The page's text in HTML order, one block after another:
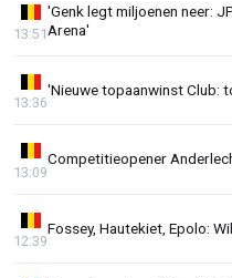
'Genk legt miljoenen neer:
Arena'
13:51
'Nieuwe topaanwinst Club:
13:36
Competitieopener
13:09
Fossey, Hautekiet, Epolo:
12:39